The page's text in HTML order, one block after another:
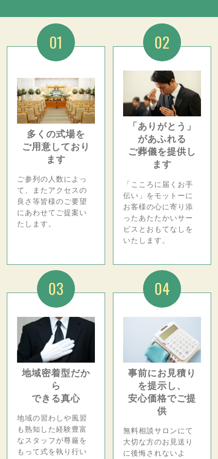
01
多くの式場を
ご用意しており
ます
ご参列の人数によっ
て、またアクセスの
良さ等皆様のご要望
にあわせてご提案い
たします。
02
「ありがとう」
があふれる
ご葬儀を提供し
ます
「こころに届くお手
伝い」をモットーに
お客様の心に寄り添
ったあたたかいサー
ビスとおもてなしを
いたします。
03
地域密着型だか
ら
できる真心
地域の習わしや風習
も熟知した経験豊富
なスタッフが尊厳を
もって式を執り行い
04
事前にお見積り
を提示し、
安心価格でご提
供
無料相談サロンにて
大切な方のお見送り
に後悔されないよ